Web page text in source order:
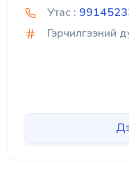
Утас :
Гэрчилгээний